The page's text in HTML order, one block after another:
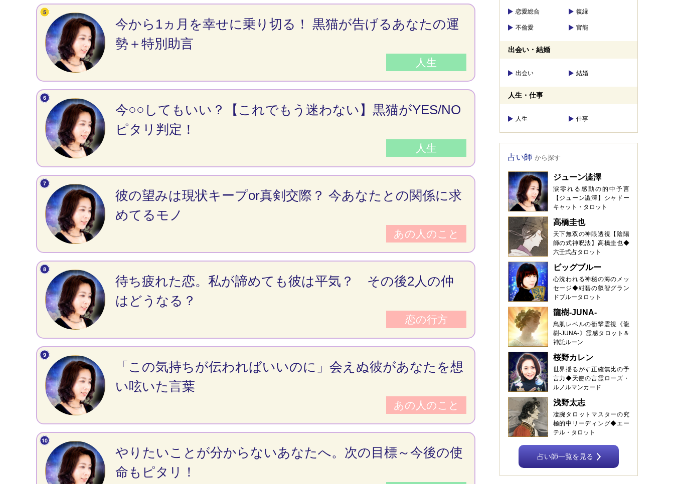
人生
今から1ヵ月を幸せに乗り切る！ 黒猫が告げるあなたの運
勢＋特別助言
人生
今○○してもいい？【これでもう迷わない】黒猫がYES/NO
ピタリ判定！
あの人のこと
彼の望みは現状キープor真剣交際？ 今あなたとの関係に求
めてるモノ
恋の行方
待ち疲れた恋。私が諦めても彼は平気？ その後2人の仲
はどうなる？
あの人のこと
「この気持ちが伝わればいいのに」会えぬ彼があなたを想
い呟いた言葉
やりたいことが分からないあなたへ。次の目標～今後の使
命もピタリ！
恋愛総合 復縁
不倫愛 官能
出会い・結婚
出会い 結婚
人生・仕事
人生 仕事
占い師 から探す
ジューン澁澤
涙零れる感動の的中予言
【ジューン澁澤】シャドー
キャット・タロット
高橋圭也
天下無双の神眼透視【陰陽
師の式神呪法】高橋圭也◆
六壬式占タロット
ビッグブルー
心洗われる神秘の海のメッ
セージ◆紺碧の叡智グラン
ドブルータロット
龍樹-JUNA-
鳥肌レベルの衝撃霊視《龍
樹-JUNA-》霊感タロット＆
神託ルーン
桜野カレン
世界揺るがす正確無比の予
言力◆天使の言霊ローズ・
ルノルマンカード
浅野太志
凄腕タロットマスターの究
極的中リーディング◆エー
テル・タロット
占い師一覧を見る